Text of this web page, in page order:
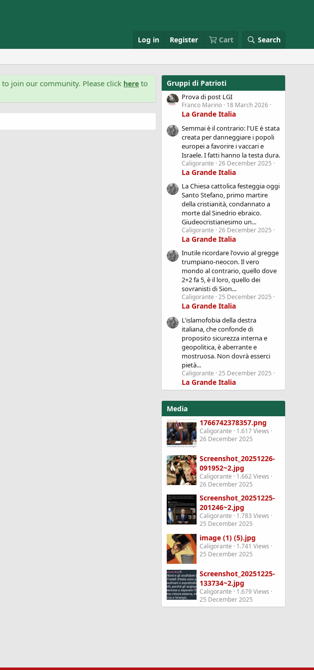
Log in Register Cart
Search
to join our community. Please click here to
Gruppi di Patrioti
Prova di post LGI
Franco Marino 18 March 2026
La Grande Italia
Semmai è il contrario: l'UE è stata
creata per danneggiare i popoli
europei a favorire i vaccari e
Israele. I fatti hanno la testa dura.
Caligorante 26 December 2025
La Grande Italia
La Chiesa cattolica festeggia oggi
Santo Stefano, primo martire
della cristianità, condannato a
morte dal Sinedrio ebraico.
Giudeocristianesimo un...
Caligorante 26 December 2025
La Grande Italia
Inutile ricordare l'ovvio al gregge
trumpiano-neocon. Il vero
mondo al contrario, quello dove
2+2 fa 5, è il loro, quello dei
sovranisti di Sion...
Caligorante 25 December 2025
La Grande Italia
L'islamofobia della destra
italiana, che confonde di
proposito sicurezza interna e
geopolitica, è aberrante e
mostruosa. Non dovrà esserci
pietà...
Caligorante 25 December 2025
La Grande Italia
Media
1766742378357.png
Caligorante
1.617 Views
26 December 2025
Screenshot_20251226-
091952~2.jpg
Caligorante
1.662 Views
26 December 2025
Screenshot_20251225-
201246~2.jpg
Caligorante
1.783 Views
25 December 2025
image (1) (5).jpg
Caligorante
1.741 Views
25 December 2025
Screenshot_20251225-
133734~2.jpg
Caligorante
1.679 Views
25 December 2025